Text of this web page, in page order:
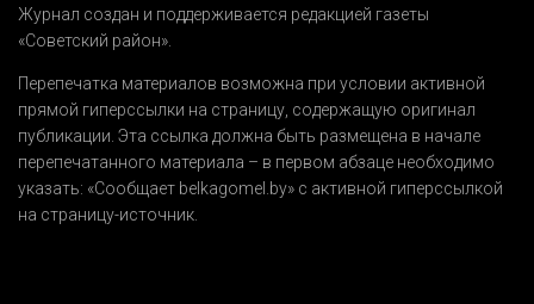
Журнал создан и поддерживается редакцией газеты
«Советский район».
Перепечатка материалов возможна при условии активной
прямой гиперссылки на страницу, содержащую оригинал
публикации. Эта ссылка должна быть размещена в начале
перепечатанного материала – в первом абзаце необходимо
указать: «Сообщает belkagomel.by» с активной гиперссылкой
на страницу-источник.